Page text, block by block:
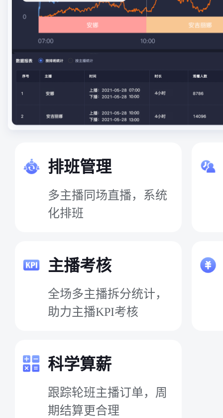
排班管理
多主播同场直播，系统
化排班
主播考核
全场多主播拆分统计，
助力主播KPI考核
科学算薪
跟踪轮班主播订单，周
期结算更合理